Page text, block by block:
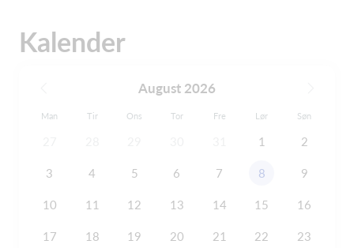
Kalender
August 2026
Man Tir Ons Tor Fre Lør Søn
1 2
3 4 5 6 7 8 9
10 11 12 13 14 15 16
17 18 19 20 21 22 23